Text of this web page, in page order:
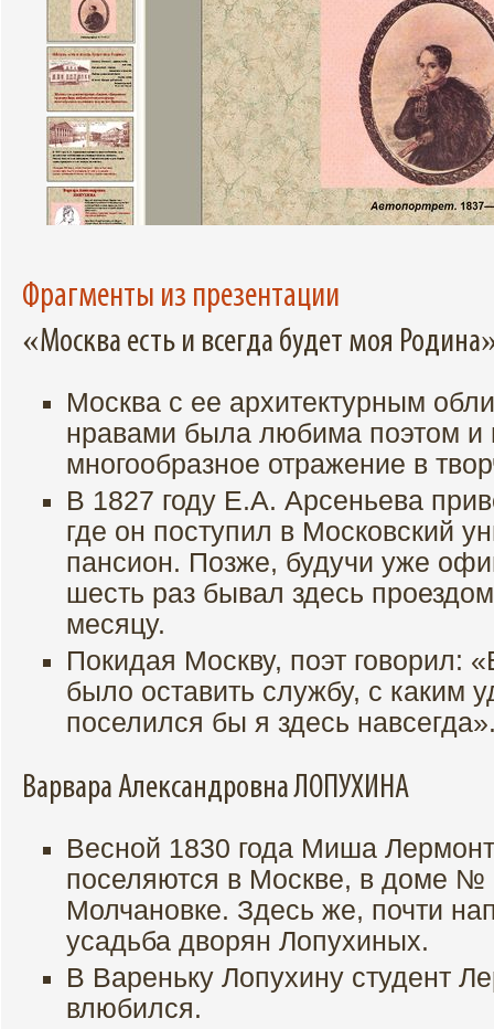
Фрагменты из презентации
«Москва есть и всегда будет моя
Москва с ее архитектурным
нравами была любима поэтом и
многообразное отражение в
В 1827 году Е.А. Арсеньева
где он поступил в Московский
пансион. Позже, будучи уже
шесть раз бывал здесь
месяцу.
Покидая Москву, поэт говорил:
было оставить службу, с каким
поселился бы я здесь
Варвара Александровна ЛОПУХИНА
Весной 1830 года Миша
поселяются в Москве, в доме
Молчановке. Здесь же, почти
усадьба дворян Лопухиных.
В Вареньку Лопухину студент
влюбился.